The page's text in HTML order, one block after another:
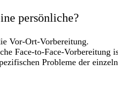
persönliche?
Vor-Ort-Vorbereitung.
Face-to-Face-
Probleme der